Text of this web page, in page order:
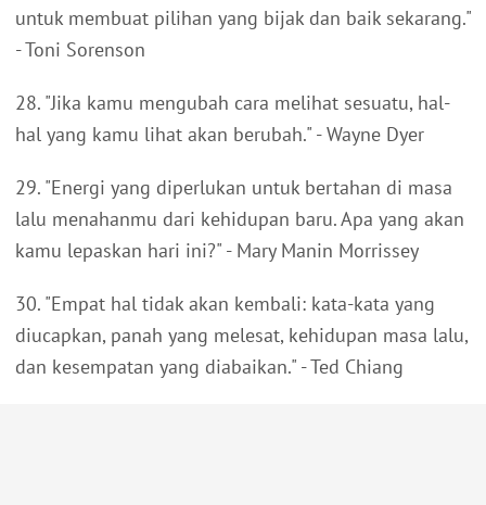
untuk membuat pilihan yang bijak dan baik sekarang."
- Toni Sorenson
28. "Jika kamu mengubah cara melihat sesuatu, hal-
hal yang kamu lihat akan berubah." - Wayne Dyer
29. "Energi yang diperlukan untuk bertahan di masa
lalu menahanmu dari kehidupan baru. Apa yang akan
kamu lepaskan hari ini?" - Mary Manin Morrissey
30. "Empat hal tidak akan kembali: kata-kata yang
diucapkan, panah yang melesat, kehidupan masa lalu,
dan kesempatan yang diabaikan." - Ted Chiang